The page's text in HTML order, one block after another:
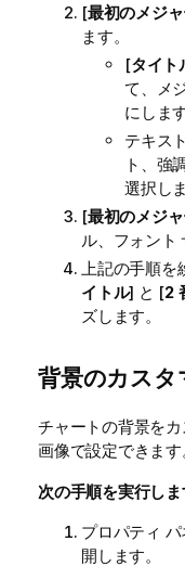
[最初のメジ
ます。
[タイト
て、メ
にします
テキス
ト、強
選択し
[最初のメジ
ル、フォント
上記の手順
イトル] と [2
ズします。
背景のカスタ
チャートの背景を
画像で設定できます
次の手順を実行しま
プロパティ
開します。